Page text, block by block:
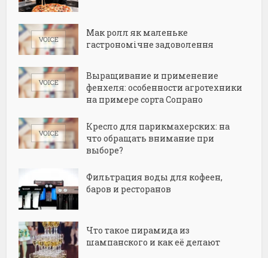
Мак ролл як маленьке
гастрономічне задоволення
Выращивание и применение
фенхеля: особенности агротехники
на примере сорта Сопрано
Кресло для парикмахерских: на
что обращать внимание при
выборе?
Фильтрация воды для кофеен,
баров и ресторанов
Что такое пирамида из
шампанского и как её делают